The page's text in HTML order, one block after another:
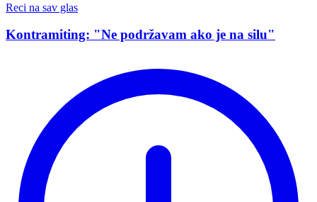
Reci na sav glas
Kontramiting: "Ne podržavam ako je na silu"